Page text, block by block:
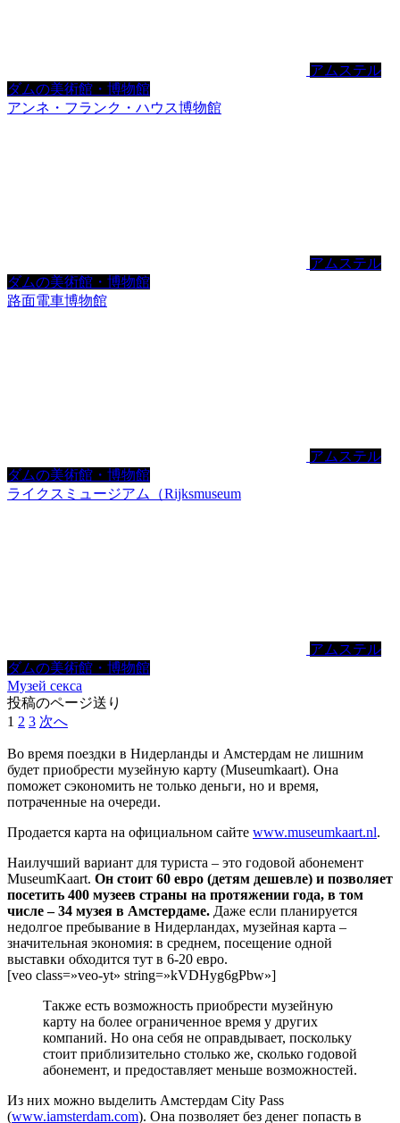
アムステル
ダムの美術館・博物館
アンネ・フランク・ハウス博物館
アムステル
ダムの美術館・博物館
路面電車博物館
アムステル
ダムの美術館・博物館
ライクスミュージアム（Rijksmuseum
アムステル
ダムの美術館・博物館
Музей секса
投稿のページ送り
1 2 3 次へ
Во время поездки в Нидерланды и Амстердам не лишним
будет приобрести музейную карту (Museumkaart). Она
поможет сэкономить не только деньги, но и время,
потраченные на очереди.
Продается карта на официальном сайте www.museumkaart.nl.
Наилучший вариант для туриста – это годовой абонемент
MuseumKaart. Он стоит 60 евро (детям дешевле) и позволяет
посетить 400 музеев страны на протяжении года, в том
числе – 34 музея в Амстердаме. Даже если планируется
недолгое пребывание в Нидерландах, музейная карта –
значительная экономия: в среднем, посещение одной
выставки обходится тут в 6-20 евро.
[veo class=»veo-yt» string=»kVDHyg6gPbw»]
Также есть возможность приобрести музейную
карту на более ограниченное время у других
компаний. Но она себя не оправдывает, поскольку
стоит приблизительно столько же, сколько годовой
абонемент, и предоставляет меньше возможностей.
Из них можно выделить Амстердам City Pass
(www.iamsterdam.com). Она позволяет без денег попасть в